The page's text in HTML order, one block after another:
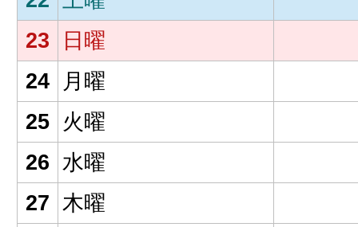
23
日曜
24
月曜
25 火曜
26 水曜
27 木曜